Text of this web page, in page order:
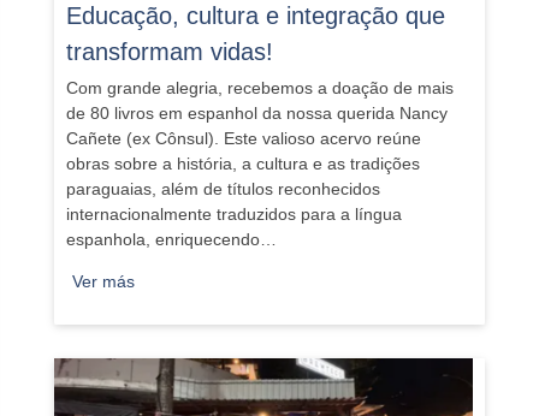
​Educação, cultura e integração que
transformam vidas!
Com grande alegria, recebemos a doação de mais
de 80 livros em espanhol da nossa querida Nancy
Cañete (ex Cônsul). Este valioso acervo reúne
obras sobre a história, a cultura e as tradições
paraguaias, além de títulos reconhecidos
internacionalmente traduzidos para a língua
espanhola, enriquecendo…
Ver más